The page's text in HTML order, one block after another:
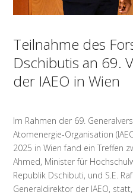
Teilnahme des
Dschibutis an 69.
der IAEO in Wien
Im Rahmen der 69.
Atomenergie-Organisation
2025 in Wien fand ein Treffen
Ahmed, Minister für
Republik Dschibuti, und S.E.
Generaldirektor der IAEO,